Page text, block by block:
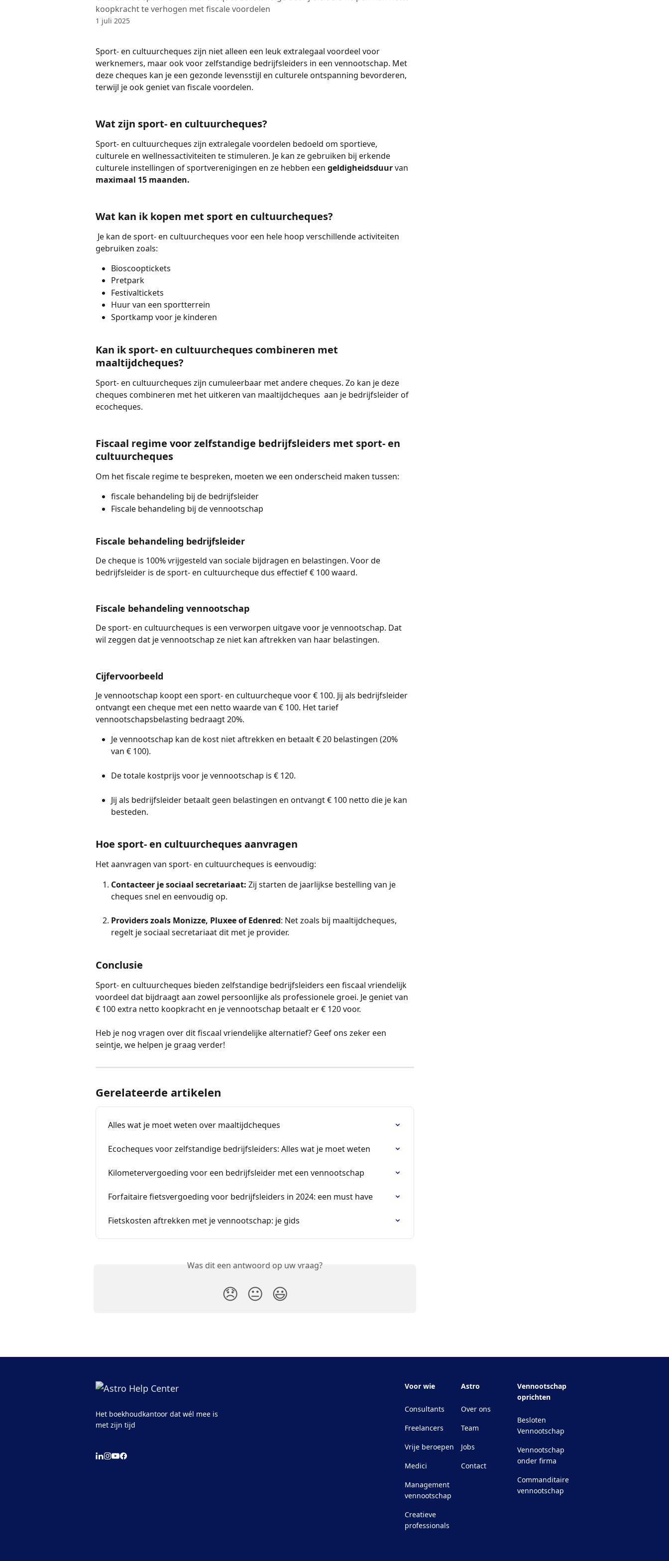
koopkracht te verhogen met fiscale voordelen
1 juli 2025
Sport- en cultuurcheques zijn niet alleen een leuk extralegaal voordeel voor
werknemers, maar ook voor zelfstandige bedrijfsleiders in een vennootschap. Met
deze cheques kan je een gezonde levensstijl en culturele ontspanning bevorderen,
terwijl je ook geniet van fiscale voordelen.
Wat zijn sport- en cultuurcheques?
Sport- en cultuurcheques zijn extralegale voordelen bedoeld om sportieve,
culturele en wellnessactiviteiten te stimuleren. Je kan ze gebruiken bij erkende
culturele instellingen of sportverenigingen en ze hebben een geldigheidsduur van
maximaal 15 maanden.
Wat kan ik kopen met sport en cultuurcheques?
gebruiken zoals:
Bioscooptickets
Pretpark
Festivaltickets
Huur van een sportterrein
Sportkamp voor je kinderen
Kan ik sport- en cultuurcheques combineren met
maaltijdcheques?
Sport- en cultuurcheques zijn cumuleerbaar met andere cheques. Zo kan je deze
cheques combineren met het uitkeren van maaltijdcheques  aan je bedrijfsleider of
ecocheques.
Fiscaal regime voor zelfstandige bedrijfsleiders met sport- en
cultuurcheques
Om het fiscale regime te bespreken, moeten we een onderscheid maken tussen:
fiscale behandeling bij de bedrijfsleider
Fiscale behandeling bij de vennootschap
Fiscale behandeling bedrijfsleider
De cheque is 100% vrijgesteld van sociale bijdragen en belastingen. Voor de
bedrijfsleider is de sport- en cultuurcheque dus effectief € 100 waard.
Fiscale behandeling vennootschap
De sport- en cultuurcheques is een verworpen uitgave voor je vennootschap. Dat
wil zeggen dat je vennootschap ze niet kan aftrekken van haar belastingen.
Cijfervoorbeeld
Je vennootschap koopt een sport- en cultuurcheque voor € 100. Jij als bedrijfsleider
ontvangt een cheque met een netto waarde van € 100. Het tarief
vennootschapsbelasting bedraagt 20%.
Je vennootschap kan de kost niet aftrekken en betaalt € 20 belastingen (20%
van € 100).
De totale kostprijs voor je vennootschap is € 120.
Jij als bedrijfsleider betaalt geen belastingen en ontvangt € 100 netto die je kan
besteden.
Hoe sport- en cultuurcheques aanvragen
Het aanvragen van sport- en cultuurcheques is eenvoudig:
Contacteer je sociaal secretariaat: Zij starten de jaarlijkse bestelling van je
cheques snel en eenvoudig op.
Providers zoals Monizze, Pluxee of Edenred: Net zoals bij maaltijdcheques,
regelt je sociaal secretariaat dit met je provider.
Conclusie
Sport- en cultuurcheques bieden zelfstandige bedrijfsleiders een fiscaal vriendelijk
voordeel dat bijdraagt aan zowel persoonlijke als professionele groei. Je geniet van
€ 100 extra netto koopkracht en je vennootschap betaalt er € 120 voor.
Heb je nog vragen over dit fiscaal vriendelijke alternatief? Geef ons zeker een
seintje, we helpen je graag verder!
Gerelateerde artikelen
Alles wat je moet weten over maaltijdcheques
Ecocheques voor zelfstandige bedrijfsleiders: Alles wat je moet weten
Kilometervergoeding voor een bedrijfsleider met een vennootschap
Forfaitaire fietsvergoeding voor bedrijfsleiders in 2024: een must have
Fietskosten aftrekken met je vennootschap: je gids
Was dit een antwoord op uw vraag?
😞 😐 😃
Het boekhoudkantoor dat wél mee is
met zijn tijd
Voor wie
Consultants
Freelancers
Vrije beroepen
Medici
Management
vennootschap
Creatieve
professionals
Astro
Over ons
Team
Jobs
Contact
Vennootschap
oprichten
Besloten
Vennootschap
Vennootschap
onder firma
Commanditaire
vennootschap